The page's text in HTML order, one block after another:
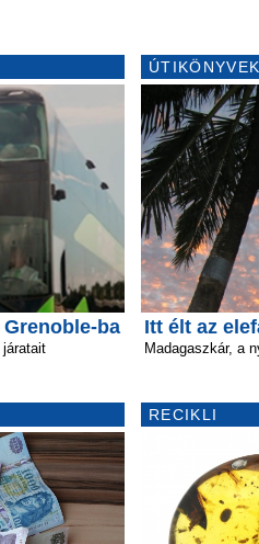
ba Itt élt az
Madagaszkár, a
RECIKLI